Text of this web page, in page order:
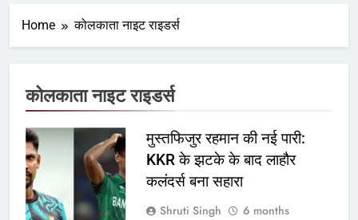
Home कोलकाता नाइट राइडर्स
कोलकाता नाइट राइडर्स
मुस्तफिजुर रहमान की नई पारी:
KKR के झटके के बाद लाहौर
कलंदर्स बना सहारा
Shruti Singh
6 months